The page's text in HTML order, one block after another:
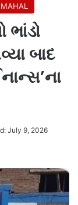
ભાંડો
બાદ
July 9, 2026